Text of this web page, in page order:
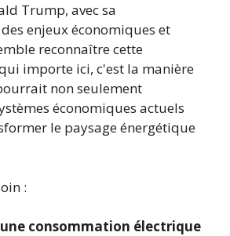
Trump, avec sa
enjeux économiques et
reconnaître cette
importe ici, c'est la manière
non seulement
économiques actuels
le paysage énergétique
:
consommation électrique